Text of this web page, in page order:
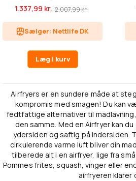
1.337,99 kr. 2.007,99 kr.
Sælger: Nettlife DK
Læg i kurv
Airfryers er en sundere måde at
kompromis med smagen! Du kan
fedtfattige alternativer til
den samme. Med en Airfryer kan
ydersiden og saftig på indersiden.
cirkulerende varme luft bliver din
tilberede alt i en airfryer, lige fra
Pommes frites, squash, vinger eller
airfryeren klarer